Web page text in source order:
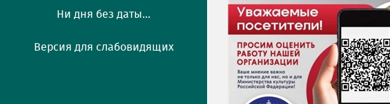
Ни дня без даты...
Версия для слабовидящих